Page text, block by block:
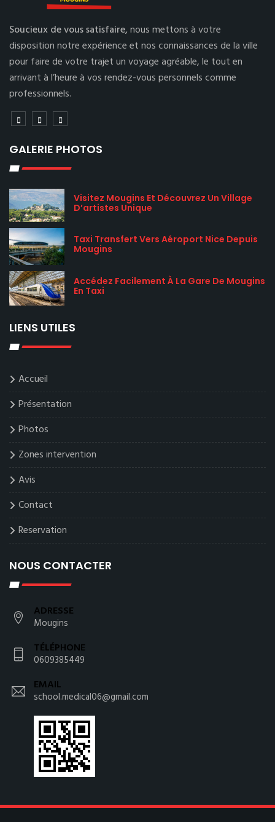
Soucieux de vous satisfaire,nous mettons à votre
disposition notre expérience et nos connaissances de la ville
pour faire de votre trajet un voyage agréable, le tout en
arrivant à l’heure à vos rendez-vous personnels comme
professionnels.
GALERIE PHOTOS
Visitez Mougins Et Découvrez Un Village
D’artistes Unique
Taxi Transfert Vers Aéroport Nice Depuis
Mougins
Accédez Facilement À La Gare De Mougins
En Taxi
LIENS UTILES
Accueil
Présentation
Photos
Zones intervention
Avis
Contact
Reservation
NOUS CONTACTER
ADRESSE
Mougins
TÉLÉPHONE
0609385449
EMAIL
school.medical06@gmail.com